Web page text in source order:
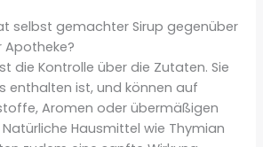
selbst gemachter Sirup gegenüber
Apotheke?
die Kontrolle über die Zutaten. Sie
enthalten ist, und können auf
Aromen oder übermäßigen
Hausmittel wie Thymian